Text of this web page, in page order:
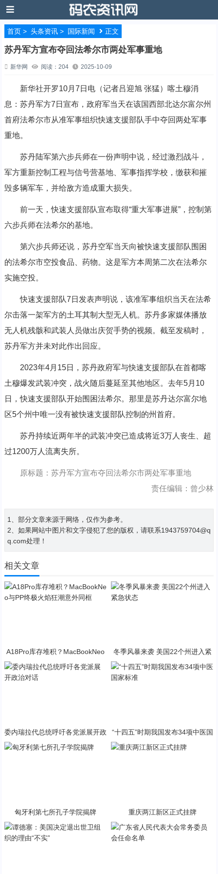
首页> 头条资讯> 国际新闻 正文
苏丹军方宣布夺回法希尔市两处军事重地
新华网 阅读：204 2025-10-09
新华社开罗10月7日电（记者吕迎旭 张猛）喀土穆消
息：苏丹军方7日宣布，政府军当天在该国西部北达尔富尔州
首府法希尔市从准军事组织快速支援部队手中夺回两处军事
重地。
苏丹陆军第六步兵师在一份声明中说，经过激烈战斗，
军方重新控制工程与信号营基地、军事指挥学校，缴获和摧
毁多辆军车，并给敌方造成重大损失。
前一天，快速支援部队宣布取得“重大军事进展”，控制第
六步兵师在法希尔的基地。
第六步兵师还说，苏丹空军当天向被快速支援部队围困
的法希尔市空投食品、药物。这是军方本周第二次在法希尔
实施空投。
快速支援部队7日发表声明说，该准军事组织当天在法希
尔击落一架军方的土耳其制大型无人机。苏丹多家媒体播放
无人机残骸和武装人员做出庆贺手势的视频。截至发稿时，
苏丹军方并未对此作出回应。
2023年4月15日，苏丹政府军与快速支援部队在首都喀
土穆爆发武装冲突，战火随后蔓延至其他地区。去年5月10
日，快速支援部队开始围困法希尔。那里是苏丹达尔富尔地
区5个州中唯一没有被快速支援部队控制的州首府。
苏丹持续近两年半的武装冲突已造成将近3万人丧生、超
过1200万人流离失所。
原标题：苏丹军方宣布夺回法希尔市两处军事重地
责任编辑：曾少林
1、部分文章来源于网络，仅作为参考。
2、如果网站中图片和文字侵犯了您的版权，请联系1943759704@q
q.com处理！
相关文章
A18Pro库存堆积？MacBookNeo
与PP终极火焰狂潮意外同框
冬季风暴来袭 美国22个州进入紧
急状态
委内瑞拉代总统呼吁各党派展开政
“十四五”时期我国发布34项中医国
匈牙利第七所孔子学院揭牌 重庆两江新区正式挂牌